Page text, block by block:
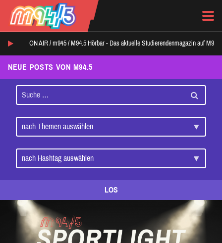
ON AIR / m945 / M94.5 Hörbar - Das aktuelle Studierendenmagazin auf M94.5
NEUE POSTS VON M94.5
LOS